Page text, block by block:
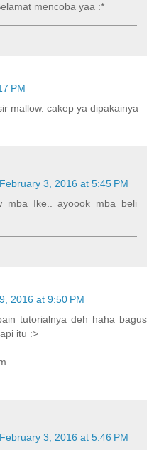
mencoba yaa :*
PM
mallow. cakep ya dipakainya
February 3, 2016 at 5:45 PM
mba Ike.. ayoook mba beli
2016 at 9:50 PM
tutorialnya deh haha bagus
itu :>
February 3, 2016 at 5:46 PM